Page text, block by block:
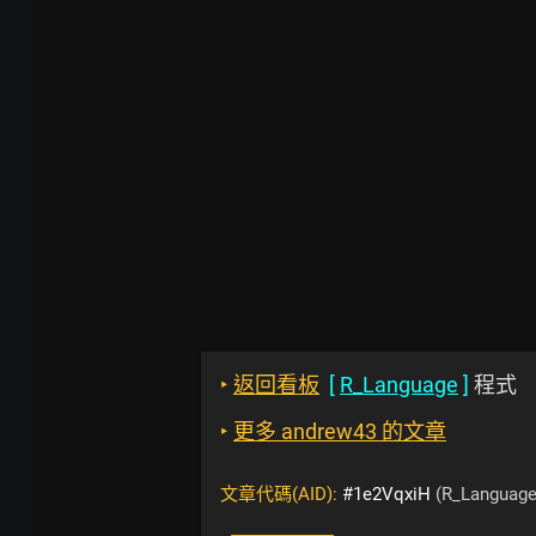
‣ 返回看板 [ R_Language ] 程式
‣ 更多 andrew43 的文章
文章代碼(AID): #1e2VqxiH